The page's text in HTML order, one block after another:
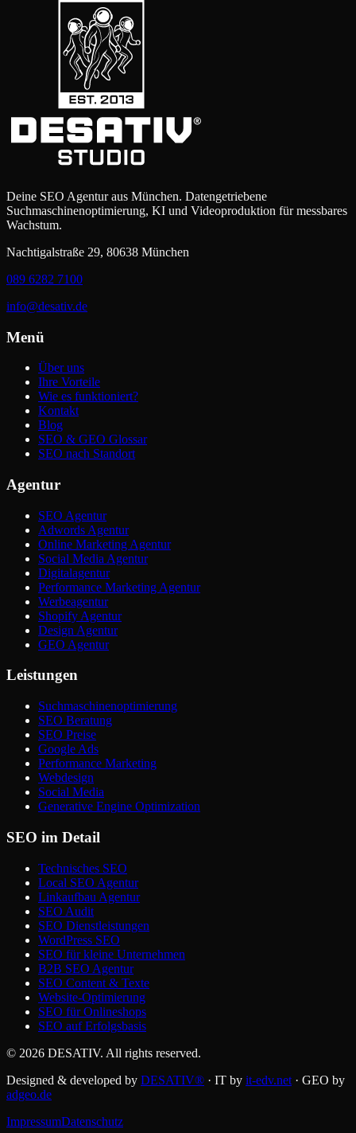
Deine SEO Agentur aus München. Datengetriebene
Suchmaschinenoptimierung, KI und Videoproduktion für messbares
Wachstum.
Nachtigalstraße 29, 80638 München
089 6282 7100
info@desativ.de
Menü
Über uns
Ihre Vorteile
Wie es funktioniert?
Kontakt
Blog
SEO & GEO Glossar
SEO nach Standort
Agentur
SEO Agentur
Adwords Agentur
Online Marketing Agentur
Social Media Agentur
Digitalagentur
Performance Marketing Agentur
Werbeagentur
Shopify Agentur
Design Agentur
GEO Agentur
Leistungen
Suchmaschinenoptimierung
SEO Beratung
SEO Preise
Google Ads
Performance Marketing
Webdesign
Social Media
Generative Engine Optimization
SEO im Detail
Technisches SEO
Local SEO Agentur
Linkaufbau Agentur
SEO Audit
SEO Dienstleistungen
WordPress SEO
SEO für kleine Unternehmen
B2B SEO Agentur
SEO Content & Texte
Website-Optimierung
SEO für Onlineshops
SEO auf Erfolgsbasis
© 2026 DESATIV. All rights reserved.
Designed & developed by DESATIV® · IT by it-edv.net · GEO by
adgeo.de
ImpressumDatenschutz